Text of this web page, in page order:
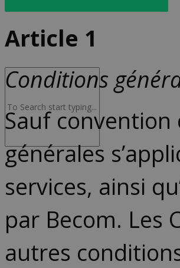
Article 1
Conditions
Sauf
générales
services, ainsi
par Becom. Les
autres